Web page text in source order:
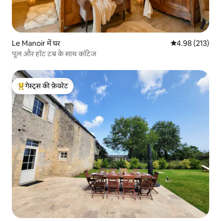
Le Manoir में घर औसत रेटिंग 5 में से
4.98 (213)
पूल और हॉट टब के साथ कॉटेज
गेस्ट्स का टॉप फ़ेवरेट
गेस्ट्स की फ़ेवरेट